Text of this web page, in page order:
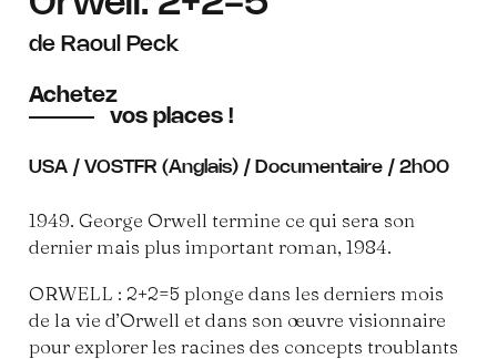
de Raoul Peck
Achetez
vos places !
USA / VOSTFR (Anglais) / Documentaire / 2h00
1949. George Orwell termine ce qui sera son
dernier mais plus important roman, 1984.
ORWELL : 2+2=5 plonge dans les derniers mois
de la vie d’Orwell et dans son œuvre visionnaire
pour explorer les racines des concepts troublants